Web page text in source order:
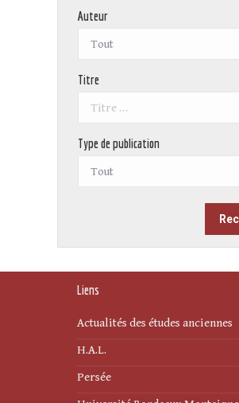
Auteur
Titre
Type de publication
Liens
Actualités des études anciennes
H.A.L.
Persée